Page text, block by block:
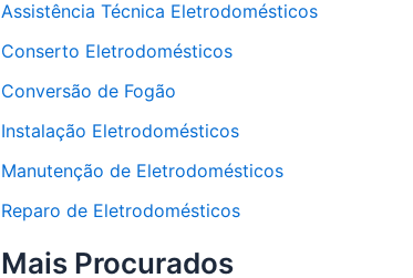
Assistência Técnica Eletrodomésticos
Conserto Eletrodomésticos
Conversão de Fogão
Instalação Eletrodomésticos
Manutenção de Eletrodomésticos
Reparo de Eletrodomésticos
Mais Procurados